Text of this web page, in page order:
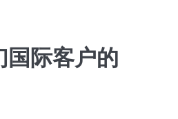
国际客户的